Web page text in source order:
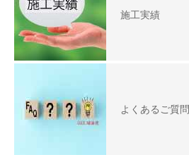
施工実績
よくあるご質問